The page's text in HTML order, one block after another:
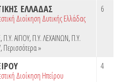
ΕΛΛΑΔΑΣ
Διοίκηση Δυτικής Ελλάδας
,Π.Υ. ΑΙΓΙΟΥ,Π.Υ. ΛΕΧΑΙΝΩΝ,Π.Υ.
,Περισσότερα »
6
Διοίκηση Ηπείρου
4